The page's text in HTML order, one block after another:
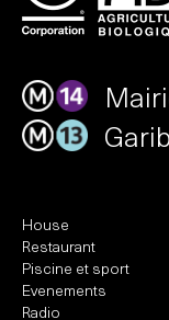
House
Restaurant
Piscine et sport
Evenements
Radio